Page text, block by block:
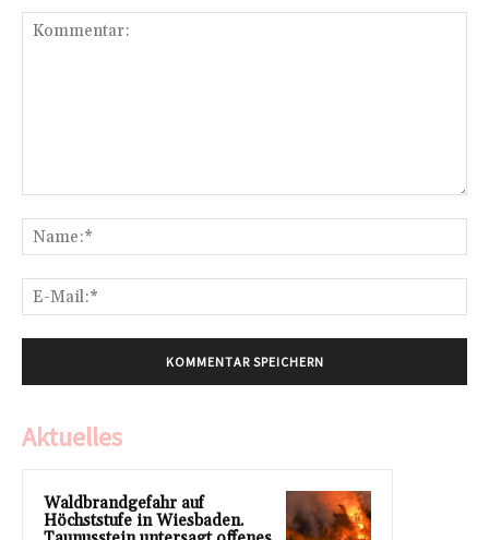
Aktuelles
Waldbrandgefahr auf
Höchststufe in Wiesbaden.